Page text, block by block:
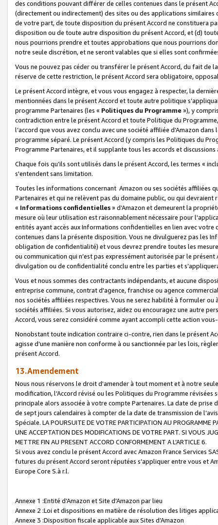
des conditions pouvant différer de celles contenues dans le présent
(directement ou indirectement) des sites ou des applications
de votre part, de toute disposition du présent Accord ne constituera
disposition ou de toute autre disposition du présent Accord, et (d)
nous pourrions prendre et toutes approbations que nous pourrions
notre seule discrétion, et ne seront valables que si elles sont
Vous ne pouvez pas céder ou transférer le présent Accord, du fait de
réserve de cette restriction, le présent Accord sera obligatoire,
Le présent Accord intègre, et vous vous engagez à respecter, la
mentionnées dans le présent Accord et toute autre politique
programme Partenaires (les « Politiques du Programme »), y
contradiction entre le présent Accord et toute Politique du
l’accord que vous avez conclu avec une société affiliée d’Amazon
programme séparé. Le présent Accord (y compris les Politiques du
Programme Partenaires, et il supplante tous les accords et discussions
Chaque fois qu’ils sont utilisés dans le présent Accord, les termes «
s'entendent sans limitation.
Toutes les informations concernant Amazon ou ses sociétés affiliées
Partenaires et qui ne relèvent pas du domaine public, ou qui
« Informations confidentielles» d’Amazon et demeurent la
mesure où leur utilisation est raisonnablement nécessaire pour
entités ayant accès aux Informations confidentielles en lien avec
contenues dans la présente disposition. Vous ne divulguerez pas les
obligation de confidentialité) et vous devrez prendre toutes les
ou communication qui n’est pas expressément autorisée par le
divulgation ou de confidentialité conclu entre les parties et
Vous et nous sommes des contractants indépendants, et aucune
entreprise commune, contrat d'agence, franchise ou agence
nos sociétés affiliées respectives. Vous ne serez habilité à formuler
sociétés affiliées. Si vous autorisez, aidez ou encouragez une autre
Accord, vous serez considéré comme ayant accompli cette action
Nonobstant toute indication contraire ci-contre, rien dans le présent
agisse d’une manière non conforme à ou sanctionnée par les lois,
présent Accord.
13.Amendement
Nous nous réservons le droit d'amender à tout moment et à notre
modification, l’Accord révisé ou les Politiques du Programme
principale alors associée à votre compte Partenaires. La date de
de sept jours calendaires à compter de la date de transmission de
Spéciale. LA POURSUITE DE VOTRE PARTICIPATION AU PROGRAMME
UNE ACCEPTATION DES MODIFICATIONS DE VOTRE PART. SI VOUS
METTRE FIN AU PRESENT ACCORD CONFORMEMENT A L’ARTICLE 6.
Si vous avez conclu le présent Accord avec Amazon France Services
futures du présent Accord seront réputées s’appliquer entre vous et
Europe Core S.à r.l.
Annexe 1 :Entité d’Amazon et Site d’Amazon par lieu
Annexe 2 :Loi et dispositions en matière de résolution des litiges
Annexe 3 :Disposition fiscale applicable aux Sites d’Amazon